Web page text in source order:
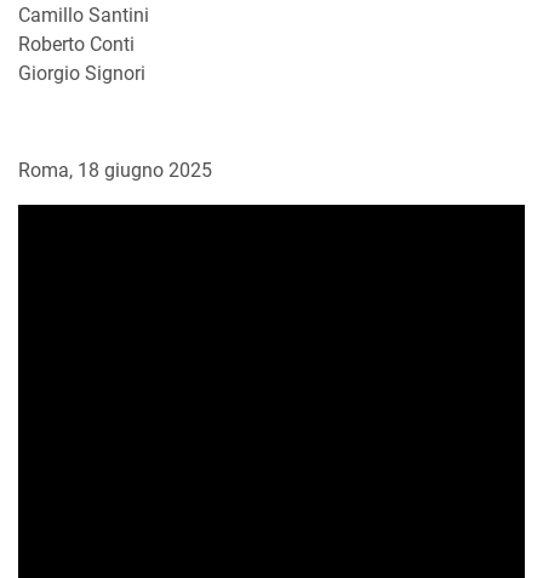
Camillo Santini
Roberto Conti
Giorgio Signori
Roma, 18 giugno 2025